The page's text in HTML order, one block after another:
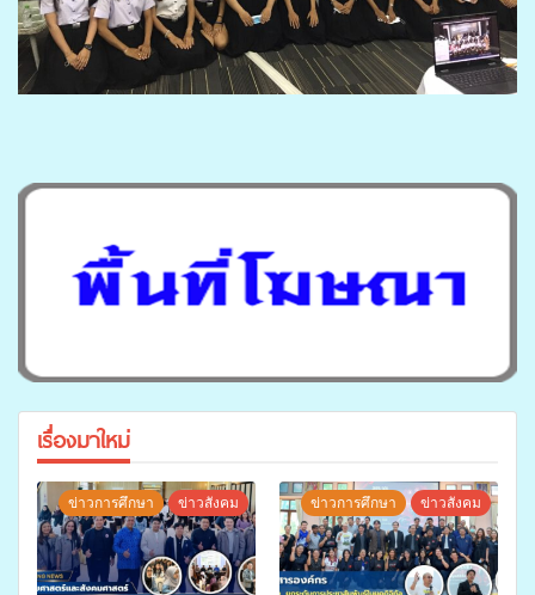
เรื่องมาใหม่
ข่าวการศึกษา ข่าวสังคม ข่าวการศึกษา ข่าวสังคม